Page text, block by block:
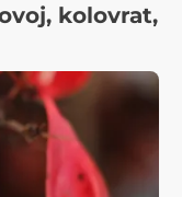
kolovrat,